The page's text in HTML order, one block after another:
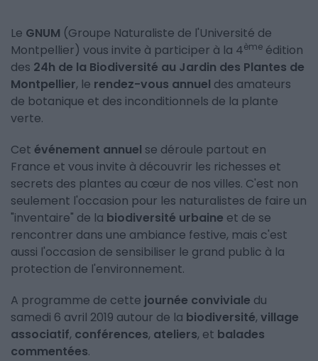
Le GNUM (Groupe Naturaliste de l'Université de
Montpellier) vous invite à participer à la 4ème édition
des 24h de la Biodiversité au Jardin des Plantes de
Montpellier, le rendez-vous annuel des amateurs
de botanique et des inconditionnels de la plante
verte.
Cet événement annuel se déroule partout en
France et vous invite à découvrir les richesses et
secrets des plantes au cœur de nos villes. C'est non
seulement l'occasion pour les naturalistes de faire un
"inventaire" de la biodiversité urbaine et de se
rencontrer dans une ambiance festive, mais c'est
aussi l'occasion de sensibiliser le grand public à la
protection de l'environnement.
A programme de cette journée conviviale du
samedi 6 avril 2019 autour de la biodiversité, village
associatif, conférences, ateliers, et balades
commentées.